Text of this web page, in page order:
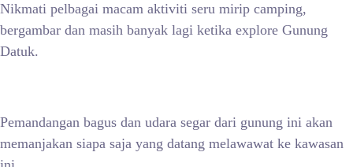
Nikmati pelbagai macam aktiviti seru mirip camping,
bergambar dan masih banyak lagi ketika explore Gunung
Datuk.
Pemandangan bagus dan udara segar dari gunung ini akan
memanjakan siapa saja yang datang melawawat ke kawasan